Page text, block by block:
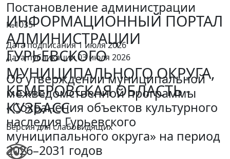
ИНФОРМАЦИОННЫЙ ПОРТАЛ
АДМИНИСТРАЦИИ
ГУРЬЕВСКОГО
МУНИЦИПАЛЬНОГО ОКРУГА,
КЕМЕРОВСКАЯ ОБЛАСТЬ -
КУЗБАСС
Версия для слабовидящих
Постановление администрации
№1035
Дата подписания 1 июля 2026
Дата публикации 03 июля 2026
Об утверждении муниципальной
межведомственной программы
«Сохранения объектов культурного
наследия Гурьевского
муниципального округа» на период
2026–2031 годов